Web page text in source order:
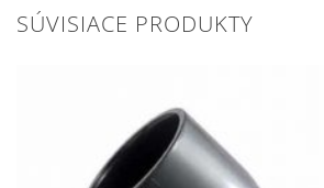
SÚVISIACE PRODUKTY